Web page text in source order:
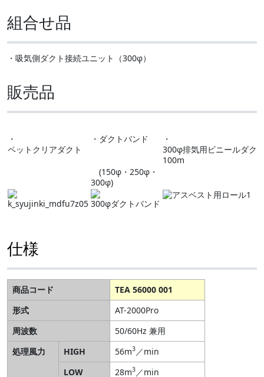
組合せ品
・吸気側ダクト接続ユニット（300φ）
販売品
・
ペットクリアダクト
・ダクトバンド
・
300φ排気用ビニールダク
100m
(150φ・250φ・
300φ)
仕様
商品コード
TEA 56000 001
形式
AT-2000Pro
周波数
50/60Hz 兼用
処理風力
HIGH 56m3 ／min
LOW
28m3 ／min